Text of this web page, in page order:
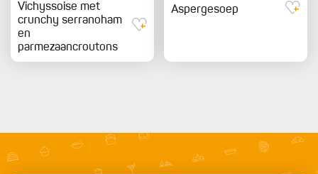
Vichyssoise met
crunchy serranoham
en
parmezaancroutons
Aspergesoep